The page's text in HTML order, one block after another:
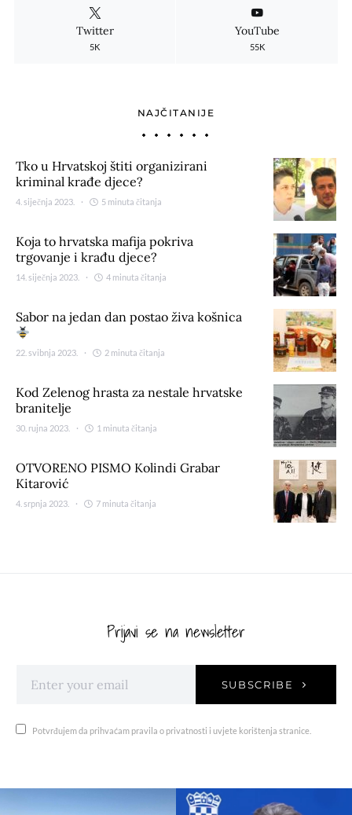
Twitter
5K
YouTube
55K
NAJČITANIJE
Tko u Hrvatskoj štiti organizirani
kriminal krađe djece?
4. siječnja 2023. 5 minuta čitanja
Koja to hrvatska mafija pokriva
trgovanje i krađu djece?
14. siječnja 2023. 4 minuta čitanja
Sabor na jedan dan postao živa košnica
22. svibnja 2023. 2 minuta čitanja
Kod Zelenog hrasta za nestale hrvatske
branitelje
30. rujna 2023. 1 minuta čitanja
OTVORENO PISMO Kolindi Grabar
Kitarović
4. srpnja 2023. 7 minuta čitanja
Prijavi se na newsletter
SUBSCRIBE
Potvrđujem da prihvaćam pravila o privatnosti i uvjete korištenja stranice.